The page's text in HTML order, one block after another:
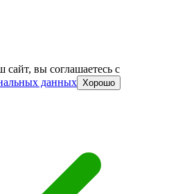
сайт, вы соглашаетесь c
данных Хорошо